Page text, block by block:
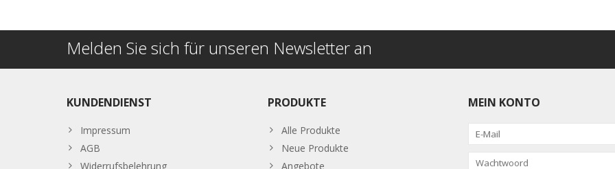
Melden Sie sich für unseren Newsletter an
KUNDENDIENST
Impressum
AGB
Widerrufsbelehrung
PRODUKTE
Alle Produkte
Neue Produkte
Angebote
MEIN KONTO